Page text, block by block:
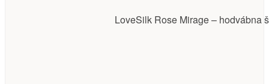
LoveSilk Rose Mirage – hodvábna